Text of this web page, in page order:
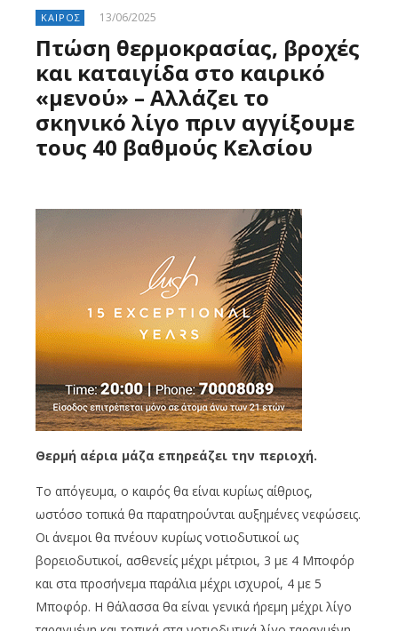
ΚΑΙΡΟΣ 13/06/2025
Πτώση θερμοκρασίας, βροχές
και καταιγίδα στο καιρικό
«μενού» – Αλλάζει το
σκηνικό λίγο πριν αγγίξουμε
τους 40 βαθμούς Κελσίου
Θερμή αέρια μάζα επηρεάζει την περιοχή.
Το απόγευμα, ο καιρός θα είναι κυρίως αίθριος,
ωστόσο τοπικά θα παρατηρούνται αυξημένες νεφώσεις.
Οι άνεμοι θα πνέουν κυρίως νοτιοδυτικοί ως
βορειοδυτικοί, ασθενείς μέχρι μέτριοι, 3 με 4 Μποφόρ
και στα προσήνεμα παράλια μέχρι ισχυροί, 4 με 5
Μποφόρ. Η θάλασσα θα είναι γενικά ήρεμη μέχρι λίγο